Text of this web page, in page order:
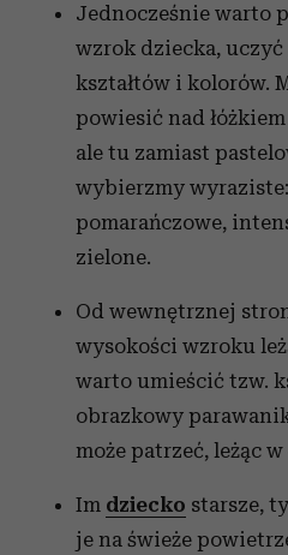
Jednocześnie warto
wzrok dziecka,
kształtów i kolorów.
powiesić nad
ale tu zamiast
wybierzmy
pomarańczowe,
zielone.
Od wewnętrznej
wysokości wzroku
warto umieścić tzw.
obrazkowy
może patrzeć, leżąc w
Im dziecko starsze,
je na świeże